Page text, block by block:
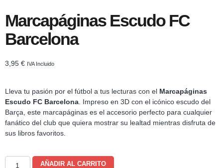
Marcapáginas Escudo FC
Barcelona
3,95 € IVA Incluido
Lleva tu pasión por el fútbol a tus lecturas con el Marcapáginas
Escudo FC Barcelona. Impreso en 3D con el icónico escudo del
Barça, este marcapáginas es el accesorio perfecto para cualquier
fanático del club que quiera mostrar su lealtad mientras disfruta de
sus libros favoritos.
AÑADIR AL CARRITO